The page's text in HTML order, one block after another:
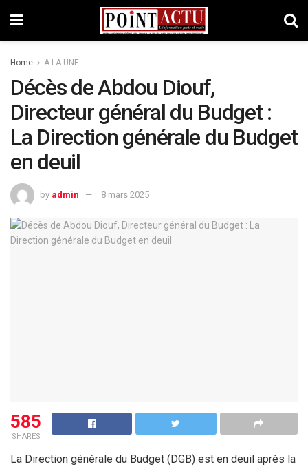
Home A LA UNE
Décès de Abdou Diouf,
Directeur général du Budget :
La Direction générale du Budget
en deuil
by admin 8 mars 2025
585
SHARES
La Direction générale du Budget (DGB) est en deuil après la